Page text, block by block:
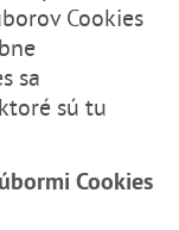
Cookies
sa
sú tu
Cookies